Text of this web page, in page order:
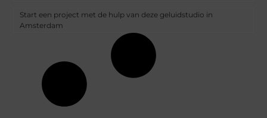
Start een project met de hulp van deze geluidstudio in
Amsterdam